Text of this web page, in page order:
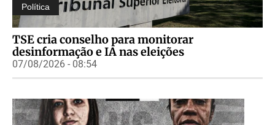
Política
TSE cria conselho para monitorar
desinformação e IA nas eleições
07/08/2026 - 08:54